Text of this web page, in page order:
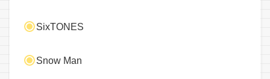
SixTONES
Snow Man